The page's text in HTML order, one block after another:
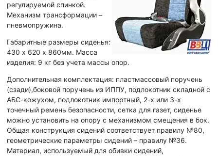
регулируемой спинкой.
Механизм трансформации –
пневмопружина.
Габаритные размеры сиденья:
430 х 620 х 860мм. Масса
изделия: 9 кг без учета массы опор.
Дополнительная комплектация: пластмассовый поручень
(сзади),боковой поручень из ИППУ, подлокотник складной с
АБС-кожухом, подлокотник импортный, 2-х или 3-х
точечный ремень безопасности, сетка для газет, сиденье
можно установить на опору с механизмом смещения в бок.
Общая конструкция сидений соответствует правилу №80,
геометрические параметры сидений – правилу №36.
Материал, используемый для обивки сидений,